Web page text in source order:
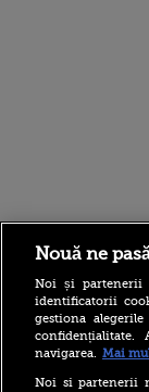
Nouă ne
Noi și partenerii
identificatorii
gestiona
navigarea. Mai
Noi si partenerii